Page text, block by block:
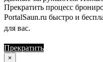
Прекратить процесс
PortalSaun.ru быстро и
для вас.
Прекратить
×